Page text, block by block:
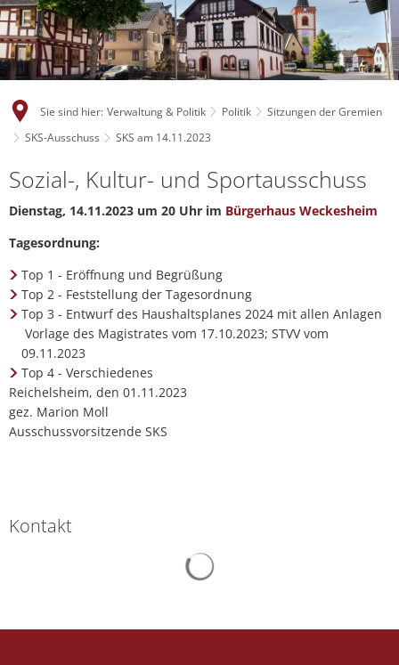
Sie sind hier: Verwaltung & Politik Politik
Sitzungen der Gremien
SKS-Ausschuss
SKS am 14.11.2023
Sozial-, Kultur- und Sportausschuss
Dienstag, 14.11.2023 um 20 Uhr im Bürgerhaus Weckesheim
Tagesordnung:
Top 1 - Eröffnung und Begrüßung
Top 2 - Feststellung der Tagesordnung
Top 3 - Entwurf des Haushaltsplanes 2024 mit allen Anlagen
Vorlage des Magistrates vom 17.10.2023; STVV vom
09.11.2023
Top 4 - Verschiedenes
Reichelsheim, den 01.11.2023
gez. Marion Moll
Ausschussvorsitzende SKS
Kontakt